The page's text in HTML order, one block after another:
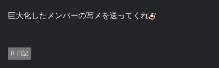
巨大化したメンバーの写メを送ってくれ
日記